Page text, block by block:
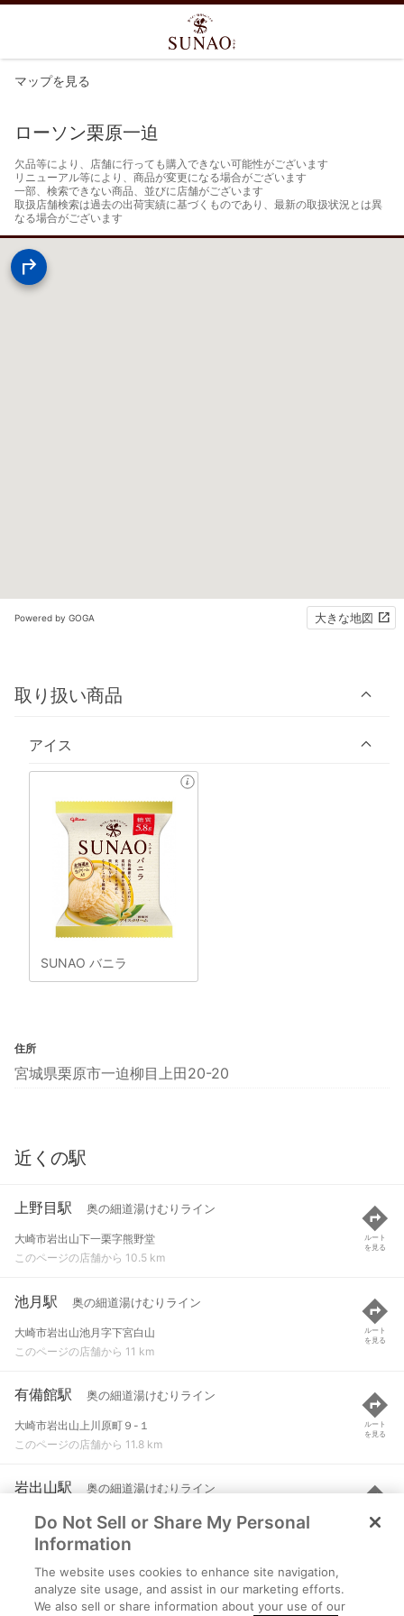
マップを見る
ローソン栗原一迫
欠品等により、店舗に行っても購入できない可能性がございます
リニューアル等により、商品が変更になる場合がございます
一部、検索できない商品、並びに店舗がございます
取扱店舗検索は過去の出荷実績に基づくものであり、最新の取扱状況とは異
なる場合がございます
Powered by GOGA 大きな地図
取り扱い商品
アイス
SUNAO バニラ
住所
宮城県栗原市一迫柳目上田20-20
近くの駅
上野目駅 奥の細道湯けむりライン
大崎市岩出山下一栗字熊野堂
このページの店舗から 10.5 km
ルート
を見る
池月駅 奥の細道湯けむりライン
大崎市岩出山池月字下宮白山
このページの店舗から 11 km
ルート
を見る
有備館駅 奥の細道湯けむりライン
大崎市岩出山上川原町９-１
このページの店舗から 11.8 km
ルート
を見る
岩出山駅 奥の細道湯けむりライン
大崎市岩出山字東川原
このページの店舗から 11.8 km
ルート
を見る
梅ケ沢駅 JR東北本線(黒磯～利府・盛岡)
宮城県登米市迫町新田字外沢田53
Do Not Sell or Share My Personal
Information
The website uses cookies to enhance site navigation,
analyze site usage, and assist in our marketing efforts.
We also sell or share information about your use of our